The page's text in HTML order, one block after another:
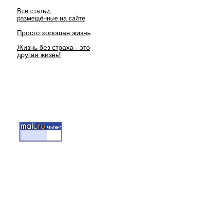
Все статьи,
размещённые на сайте
Просто хорошая жизнь
Жизнь без страха - это
другая жизнь!